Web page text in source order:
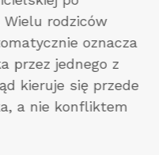
rodziców
oznacza
przez jednego z
kieruje się przede
a nie konfliktem